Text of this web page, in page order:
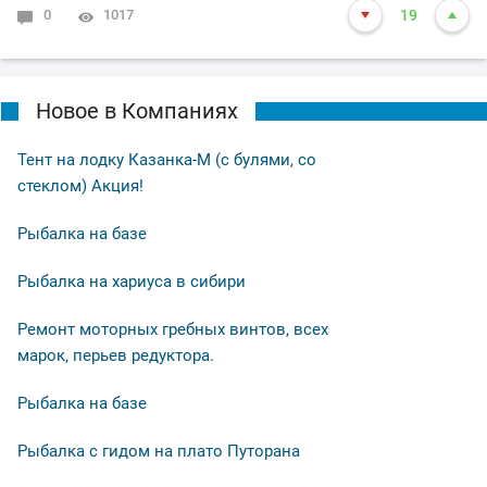
0 1017 19
Новое в Компаниях
Тент на лодку Казанка-М (с булями, со
стеклом) Акция!
Рыбалка на базе
Рыбалка на хариуса в сибири
Ремонт моторных гребных винтов, всех
марок, перьев редуктора.
Рыбалка на базе
Рыбалка с гидом на плато Путорана